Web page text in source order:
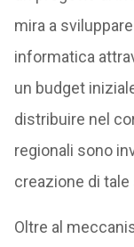
mira a
informatica
un budget
distribuire nel
regionali sono
creazione di
Oltre al